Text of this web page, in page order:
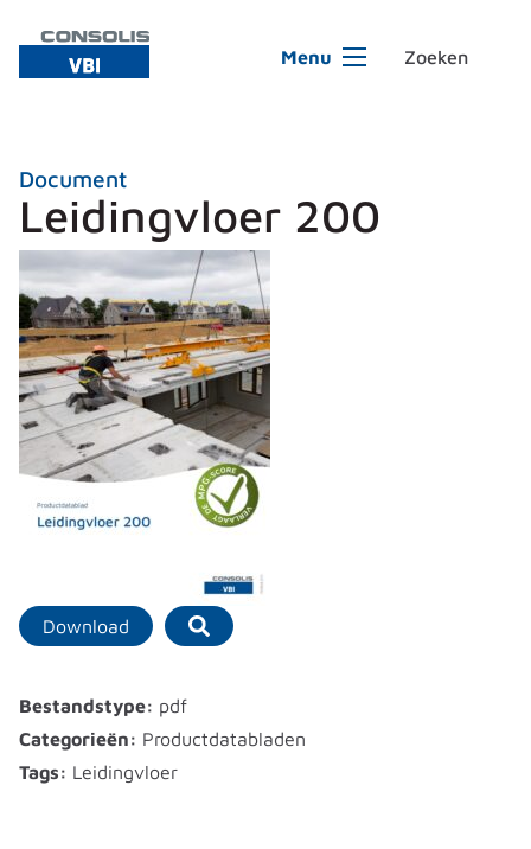
Menu
Document
Leidingvloer 200
Download
Bestandstype: pdf
Categorieën: Productdatabladen
Tags: Leidingvloer